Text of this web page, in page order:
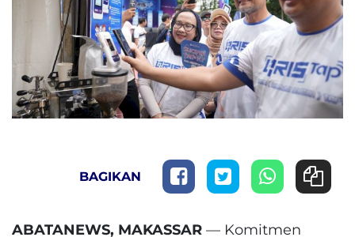
BAGIKAN
ABATANEWS, MAKASSAR — Komitmen